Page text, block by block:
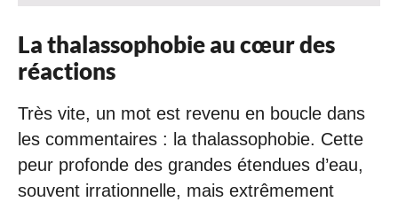
La thalassophobie au cœur des
réactions
Très vite, un mot est revenu en boucle dans
les commentaires : la thalassophobie. Cette
peur profonde des grandes étendues d’eau,
souvent irrationnelle, mais extrêmement